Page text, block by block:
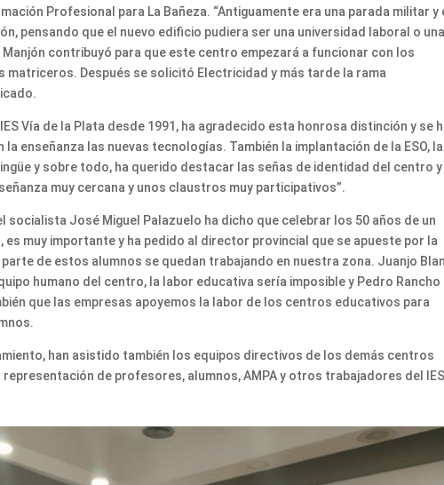
Profesional para La Bañeza. “Antiguamente era una parada militar y
pensando que el nuevo edificio pudiera ser una universidad laboral o una
Manjón contribuyó para que este centro empezará a funcionar con los
matriceros. Después se solicitó Electricidad y más tarde la rama
Vía de la Plata desde 1991, ha agradecido esta honrosa distinción y se
enseñanza las nuevas tecnologías. También la implantación de la ESO, la
y sobre todo, ha querido destacar las señas de identidad del centro y
muy cercana y unos claustros muy participativos”.
José Miguel Palazuelo ha dicho que celebrar los 50 años de un
muy importante y ha pedido al director provincial que se apueste por la
de estos alumnos se quedan trabajando en nuestra zona. Juanjo
humano del centro, la labor educativa sería imposible y Pedro Rancho
que las empresas apoyemos la labor de los centros educativos para
han asistido también los equipos directivos de los demás centros
de profesores, alumnos, AMPA y otros trabajadores del